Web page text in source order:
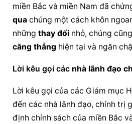
miền Bắc và miền Nam đã
qua chúng một cách khôn
những thay đổi
căng thẳng hiện tại và ngăn
Lời kêu gọi các nhà lãnh đạo
Lời kêu gọi của các Giám mục
đến các nhà lãnh đạo, chính trị
định chính sách của miền Bắc